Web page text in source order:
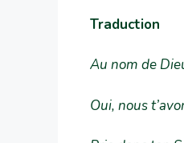
Traduction
Au nom de
Oui, nous